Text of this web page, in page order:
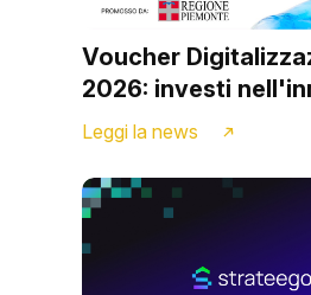
Voucher
2026: investi
con il supporto di
Leggi la news